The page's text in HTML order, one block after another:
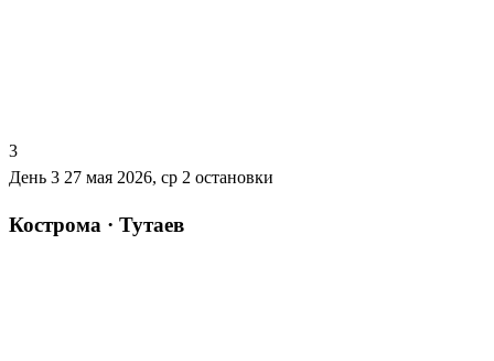
3
День 3 27 мая 2026, ср 2 остановки
Кострома · Тутаев